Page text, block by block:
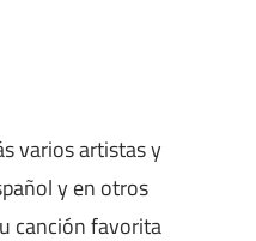
varios artistas y
y en otros
canción favorita